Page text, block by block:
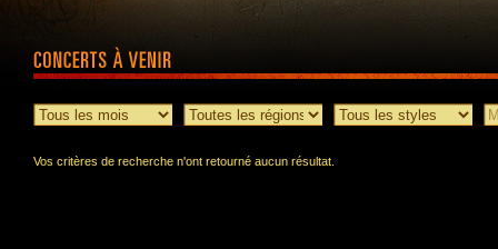
Vos critères de recherche n'ont retourné aucun résultat.